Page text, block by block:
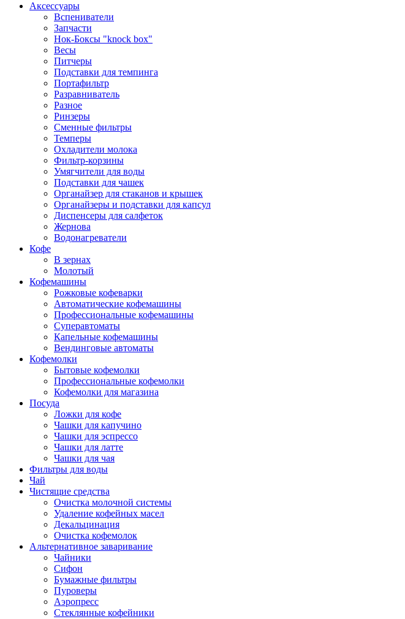
Аксессуары
Вспениватели
Запчасти
Нок-Боксы "knock box"
Весы
Питчеры
Подставки для темпинга
Портафильтр
Разравниватель
Разное
Ринзеры
Сменные фильтры
Темперы
Охладители молока
Фильтр-корзины
Умягчители для воды
Подставки для чашек
Органайзер для стаканов и крышек
Органайзеры и подставки для капсул
Диспенсеры для салфеток
Жернова
Водонагреватели
Кофе
В зернах
Молотый
Кофемашины
Рожковые кофеварки
Автоматические кофемашины
Профессиональные кофемашины
Суперавтоматы
Капельные кофемашины
Вендинговые автоматы
Кофемолки
Бытовые кофемолки
Профессиональные кофемолки
Кофемолки для магазина
Посуда
Ложки для кофе
Чашки для капучино
Чашки для эспрессо
Чашки для латте
Чашки для чая
Фильтры для воды
Чай
Чистящие средства
Очистка молочной системы
Удаление кофейных масел
Декальцинация
Очистка кофемолок
Альтернативное заваривание
Чайники
Сифон
Бумажные фильтры
Пуроверы
Аэропресс
Стеклянные кофейники